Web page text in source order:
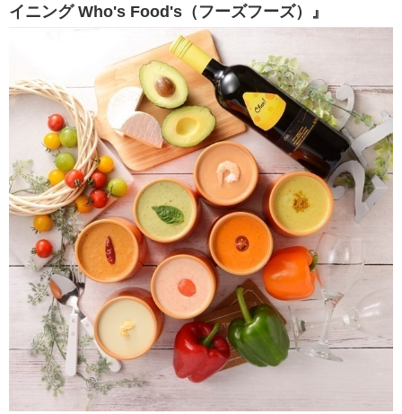
イニング Who's Food's（フーズフーズ）』